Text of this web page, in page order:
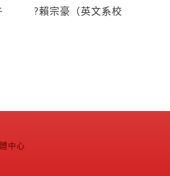
?賴宗豪（英文系校
中心